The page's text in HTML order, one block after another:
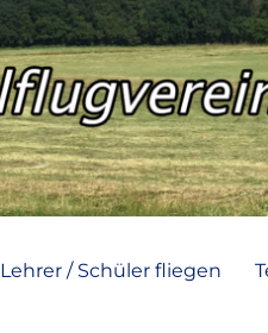
Lehrer / Schüler fliegen